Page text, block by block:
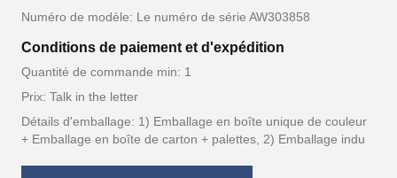
Numéro de modèle: Le numéro de série AW303858
Conditions de paiement et d'expédition
Quantité de commande min: 1
Prix: Talk in the letter
Détails d'emballage: 1) Emballage en boîte unique de couleur
+ Emballage en boîte de carton + palettes, 2) Emballage indu